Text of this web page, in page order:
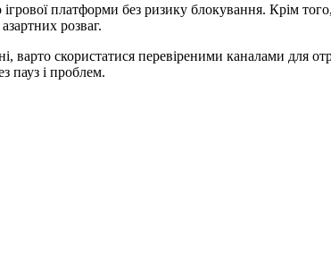
платформи без ризику блокування. Крім
розваг.
варто скористатися перевіреними каналами для
пауз і проблем.